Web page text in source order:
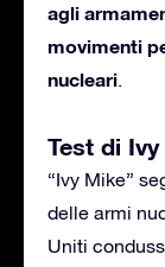
agli
movimenti
nucleari.
Test di
“Ivy Mike”
delle armi
Uniti